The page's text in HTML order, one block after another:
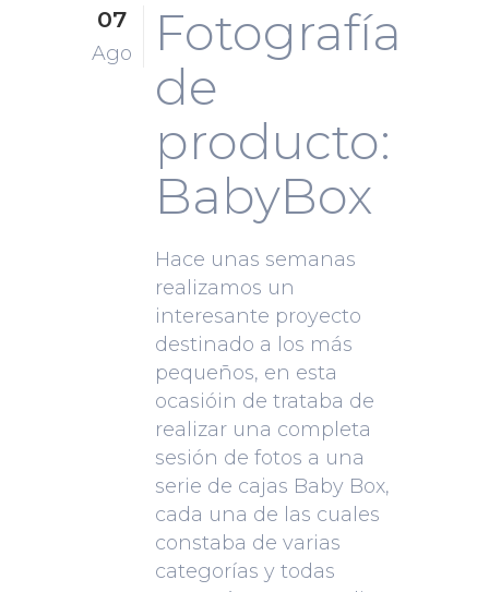
07
Ago
Fotografía
de
producto:
BabyBox
Hace unas semanas
realizamos un
interesante proyecto
destinado a los más
pequeños, en esta
ocasióin de trataba de
realizar una completa
sesión de fotos a una
serie de cajas Baby Box,
cada una de las cuales
constaba de varias
categorías y todas